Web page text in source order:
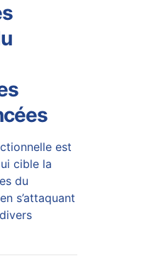
est
cible la
du
s’attaquant